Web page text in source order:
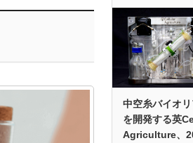
中空糸バイオ
を開発する英
Agriculture、